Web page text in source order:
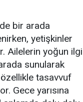
bir arada
yetişkinler
Ailelerin yoğun ilgi
sunularak
tasavvuf
Gece yarısına